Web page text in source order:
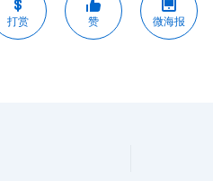
打赏 赞 微海报